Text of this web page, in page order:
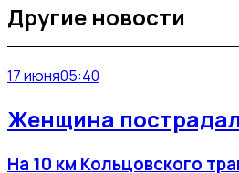
Другие новости
17 июня05:40
Женщина
На 10 км Кольцовского